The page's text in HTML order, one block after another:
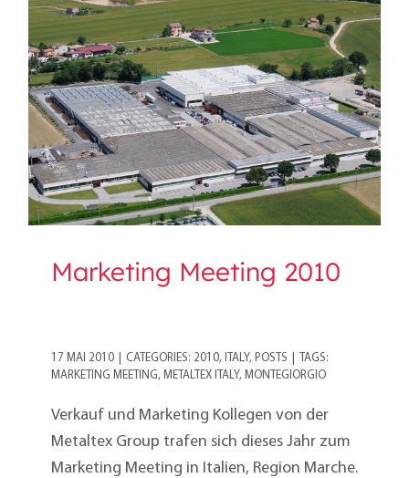
Marketing Meeting 2010
Marketing Meeting 2010
17 MAI 2010 CATEGORIES: 2010, ITALY, POSTS
TAGS:
MARKETING MEETING, METALTEX ITALY, MONTEGIORGIO
Verkauf und Marketing Kollegen von der
Metaltex Group trafen sich dieses Jahr zum
Marketing Meeting in Italien, Region Marche.